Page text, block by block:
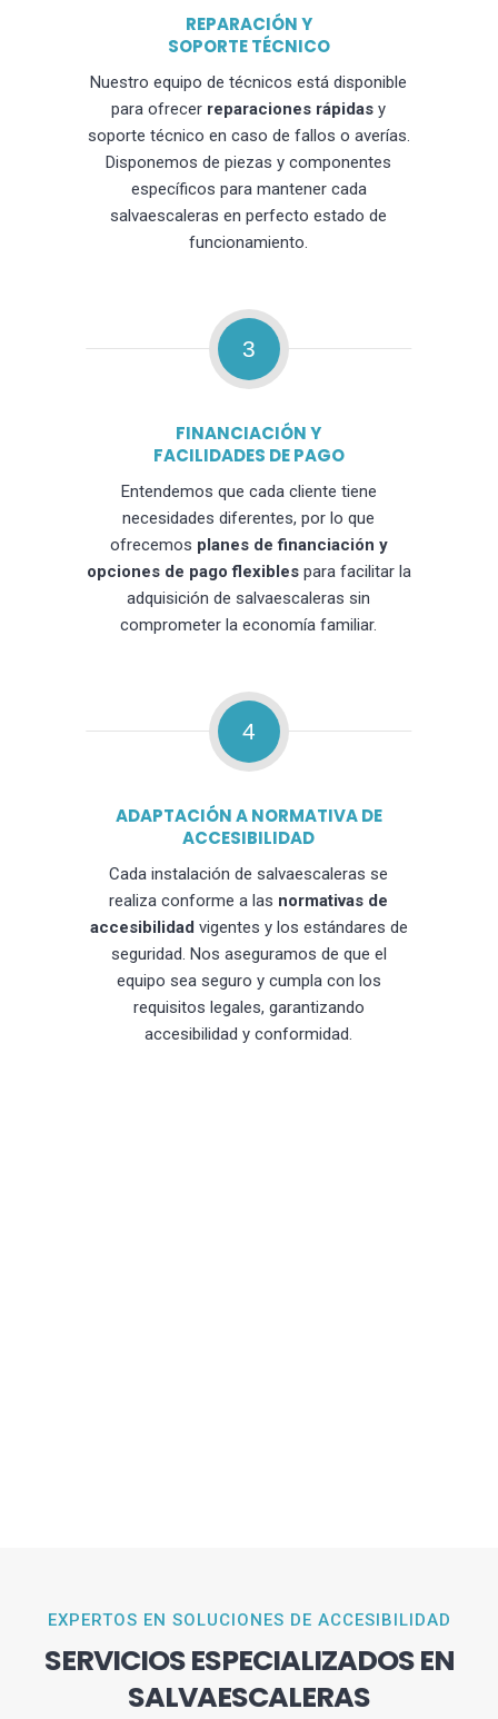
REPARACIÓN Y
SOPORTE TÉCNICO
Nuestro equipo de técnicos está disponible
para ofrecer reparaciones rápidas y
soporte técnico en caso de fallos o averías.
Disponemos de piezas y componentes
específicos para mantener cada
salvaescaleras en perfecto estado de
funcionamiento.
3
FINANCIACIÓN Y
FACILIDADES DE PAGO
Entendemos que cada cliente tiene
necesidades diferentes, por lo que
ofrecemos planes de financiación y
opciones de pago flexiblespara facilitar la
adquisición de salvaescaleras sin
comprometer la economía familiar.
4
ADAPTACIÓN A NORMATIVA DE
ACCESIBILIDAD
Cada instalación de salvaescaleras se
realiza conforme a las normativas de
accesibilidad vigentes y los estándares de
seguridad. Nos aseguramos de que el
equipo sea seguro y cumpla con los
requisitos legales, garantizando
accesibilidad y conformidad.
EXPERTOS EN SOLUCIONES DE ACCESIBILIDAD
SERVICIOS ESPECIALIZADOS EN
SALVAESCALERAS